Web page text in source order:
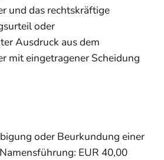
und das rechtskräftige
oder
Ausdruck aus dem
mit eingetragener Scheidung
oder Beurkundung einer
EUR 40,00